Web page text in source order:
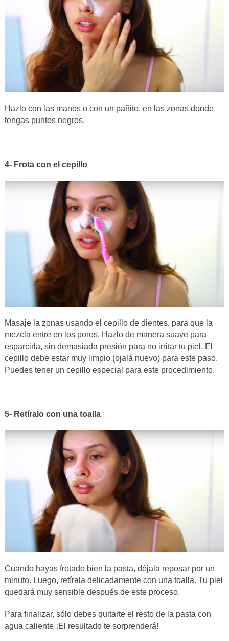
Hazlo con las manos o con un pañito, en las zonas donde
tengas puntos negros.
4- Frota con el cepillo
Masaje la zonas usando el cepillo de dientes, para que la
mezcla entre en los poros. Hazlo de manera suave para
esparcirla, sin demasiada presión para no irritar tu piel. El
cepillo debe estar muy limpio (ojalá nuevo) para este paso.
Puedes tener un cepillo especial para este procedimiento.
5- Retíralo con una toalla
Cuando hayas frotado bien la pasta, déjala reposar por un
minuto. Luego, retírala delicadamente con una toalla. Tu piel
quedará muy sensible después de este proceso.
Para finalizar, sólo debes quitarte el resto de la pasta con
agua caliente ¡El resultado te sorprenderá!